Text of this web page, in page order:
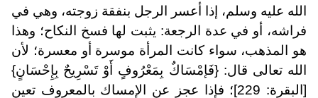
الله عليه وسلم، إذا أعسر الرجل بنفقة زوجته، وهي في
فراشه، أو في عدة الرجعة: يثبت لها فسخ النكاح؛ وهذا
هو المذهب، سواء كانت المرأة موسرة أو معسرة؛ لأن
الله تعالى قال: {فَإمْسَاكٌ بِمَعْرُوفٍ أَوْ تَسْرِيحٌ بِإِحْسَانٍ}
[البقرة: 229]؛ فإذا عجز عن الإمساك بالمعروف تعين